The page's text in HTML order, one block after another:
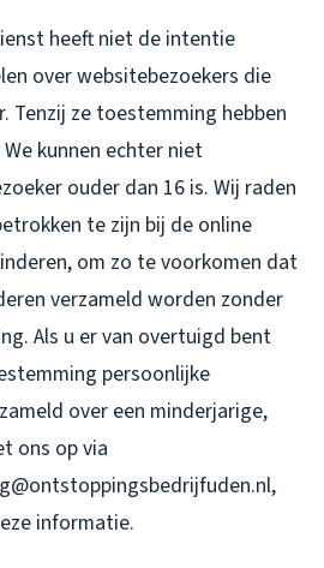
heeft niet de intentie
over websitebezoekers die
Tenzij ze toestemming hebben
kunnen echter niet
ouder dan 16 is. Wij raden
te zijn bij de online
om zo te voorkomen dat
verzameld worden zonder
Als u er van overtuigd bent
persoonlijke
over een minderjarige,
ons op via
informatie.